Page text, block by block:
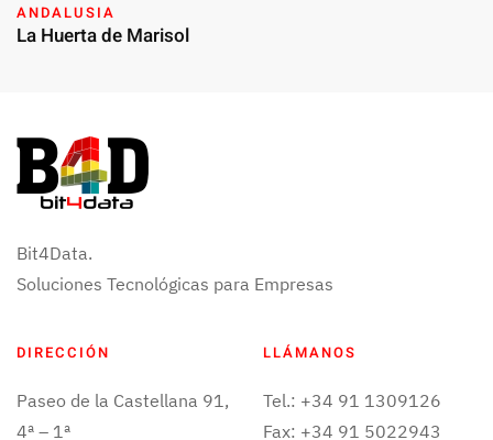
ANDALUSIA
La Huerta de Marisol
Bit4Data.
Soluciones Tecnológicas para Empresas
DIRECCIÓN
Paseo de la Castellana 91,
4ª – 1ª
LLÁMANOS
Tel.: +34 91 1309126
Fax: +34 91 5022943